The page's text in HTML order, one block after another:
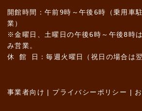
開館時間：午前9時～午後6時（乗用車
業）
※金曜日、土曜日の午後6時～午後8時
み営業。
休 館 日：毎週火曜日（祝日の場合は
事業者向け | プライバシーポリシー |